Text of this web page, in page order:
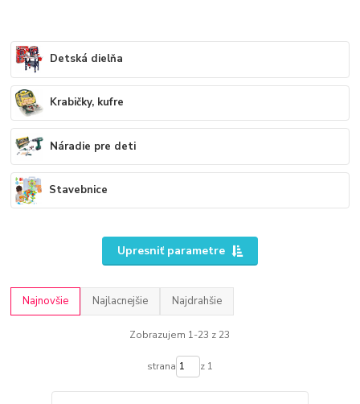
Detská dielňa
Krabičky, kufre
Náradie pre deti
Stavebnice
Upresniť parametre
Najnovšie Najlacnejšie Najdrahšie
Zobrazujem 1-23 z 23
strana z 1